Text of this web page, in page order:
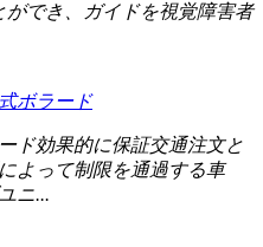
ができ、ガイドを視覚障害者
ボラード
ド効果的に保証交通注文と
よって制限を通過する車
ニ...